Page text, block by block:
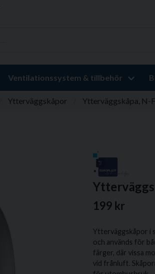
Ventilationssystem & tillbehör
Ytterväggskåpor Ytterväggskåpa, N-
199 kr
Ytterväggskåpor i
och används för
färger, där vissa
vid frånluft.